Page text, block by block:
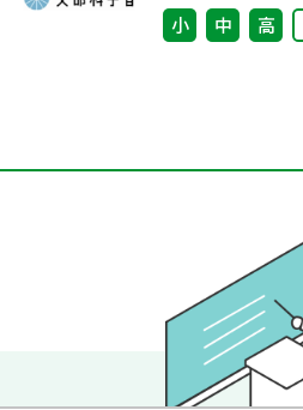
小 中 高